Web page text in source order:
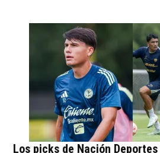
Los picks de Nación Deportes